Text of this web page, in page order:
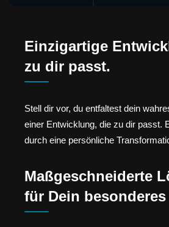
Einzigartige
zu dir passt.
Stell dir vor, du entfaltest dein
einer Entwicklung, die zu dir passt.
durch eine persönliche
Maßgeschneiderte
für Dein